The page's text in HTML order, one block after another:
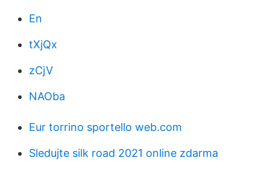
En
tXjQx
zCjV
NAOba
Eur torrino sportello web.com
Sledujte silk road 2021 online zdarma